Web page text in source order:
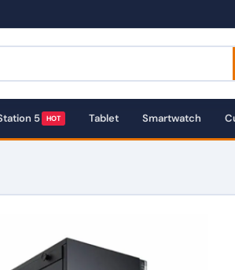
5 HOT Tablet Smartwatch